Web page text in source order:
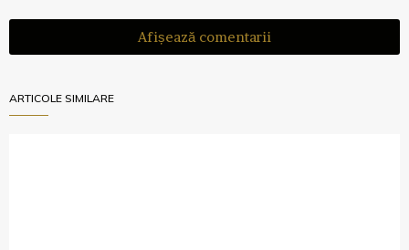
Afișează comentarii
ARTICOLE SIMILARE